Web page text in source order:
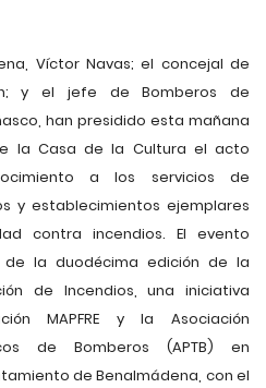
Víctor Navas; el concejal de
y el jefe de Bomberos de
han presidido esta mañana
la Casa de la Cultura el acto
a los servicios de
y establecimientos ejemplares
contra incendios. El evento
la duodécima edición de la
de Incendios, una iniciativa
MAPFRE y la Asociación
de Bomberos (APTB) en
de Benalmádena, con el